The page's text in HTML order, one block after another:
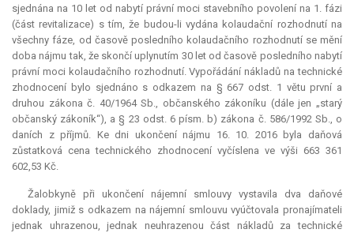
sjednána na 10 let od nabytí právní moci stavebního povolení na 1. fázi
(část revitalizace) s tím, že budou-li vydána kolaudační rozhodnutí na
všechny fáze, od časově posledního kolaudačního rozhodnutí se mění
doba nájmu tak, že skončí uplynutím 30 let od časově posledního nabytí
právní moci kolaudačního rozhodnutí. Vypořádání nákladů na technické
zhodnocení bylo sjednáno s odkazem na § 667 odst. 1 větu první a
druhou zákona č. 40/1964 Sb., občanského zákoníku (dále jen „starý
občanský zákoník“), a § 23 odst. 6 písm. b) zákona č. 586/1992 Sb., o
daních z příjmů. Ke dni ukončení nájmu 16. 10. 2016 byla daňová
zůstatková cena technického zhodnocení vyčíslena ve výši 663 361
602,53 Kč.
Žalobkyně při ukončení nájemní smlouvy vystavila dva daňové
doklady, jimiž s odkazem na nájemní smlouvu vyúčtovala pronajímateli
jednak uhrazenou, jednak neuhrazenou část nákladů za technické